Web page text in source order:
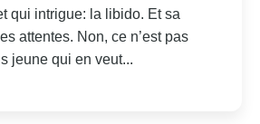
qui intrigue: la libido. Et sa
attentes. Non, ce n’est pas
jeune qui en veut...